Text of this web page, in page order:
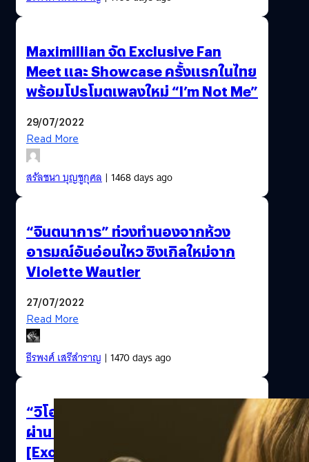
Maximillian จัด Exclusive Fan
Meet และ Showcase ครั้งแรกในไทย
พร้อมโปรโมตเพลงใหม่ “I’m Not Me”
29/07/2022
Read More
สรัลชนา บุญชูกุศล| 1468 days ago
“จินตนาการ” ท่วงทำนองจากห้วง
อารมณ์อันอ่อนไหว ซิงเกิลใหม่จาก
Violette Wautier
27/07/2022
Read More
ธีรพงศ์ เสรีสำราญ | 1470 days ago
“วิโอเลต วอเทียร์” กับเรื่องราวที่เล่า
ผ่าน เพลง “ตั้งแต่มีเธอฉันมีความสุข”
[Exclusive Interview]